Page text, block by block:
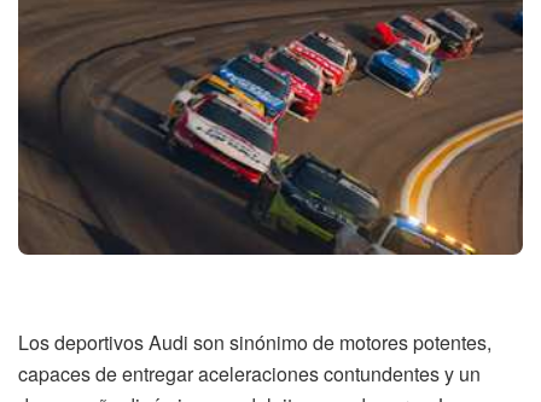
Los deportivos Audi son sinónimo de motores potentes,
capaces de entregar aceleraciones contundentes y un